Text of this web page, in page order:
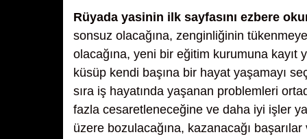
Rüyada yasinin ilk sayfasını ezbere
sonsuz olacağına, zenginliğinin
olacağına, yeni bir eğitim kurumuna kayıt
küsüp kendi başına bir hayat yaşamayı
sıra iş hayatında yaşanan problemleri
fazla cesaretleneceğine ve daha iyi işler
üzere bozulacağına, kazanacağı